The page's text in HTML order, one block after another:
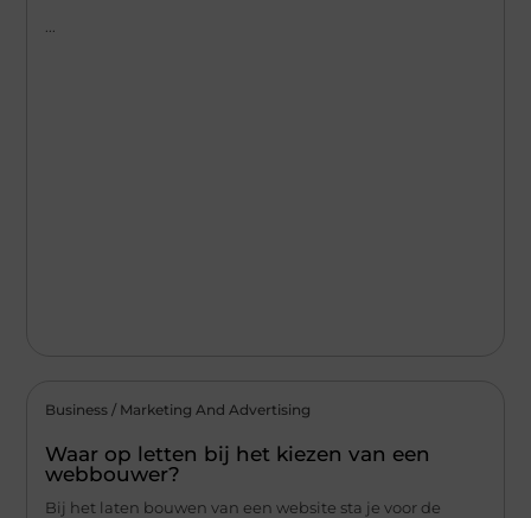
Business / Marketing And Advertising
Waar op letten bij het kiezen van een
webbouwer?
Bij het laten bouwen van een website sta je voor de